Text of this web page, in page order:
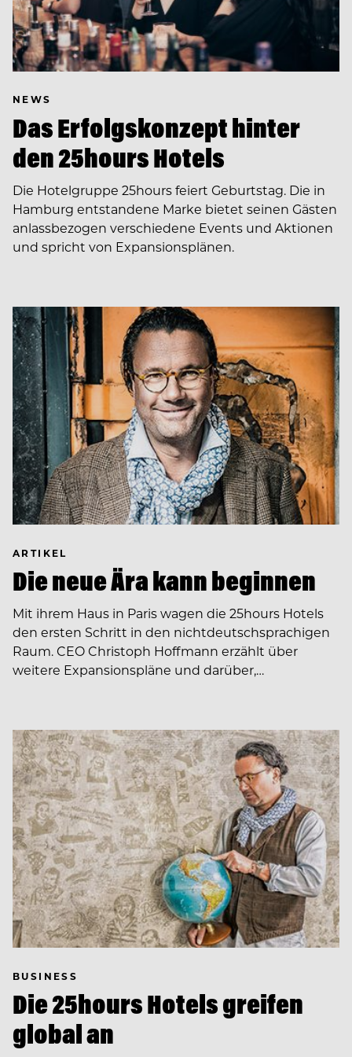
NEWS
Das Erfolgskonzept hinter
den 25hours Hotels
Die Hotelgruppe 25hours feiert Geburtstag. Die in
Hamburg entstandene Marke bietet seinen Gästen
anlassbezogen verschiedene Events und Aktionen
und spricht von Expansionsplänen.
ARTIKEL
Die neue Ära kann beginnen
Mit ihrem Haus in Paris wagen die 25hours Hotels
den ersten Schritt in den nichtdeutschsprachigen
Raum. CEO Christoph Hoffmann erzählt über
weitere Expansionspläne und darüber,…
BUSINESS
Die 25hours Hotels greifen
global an